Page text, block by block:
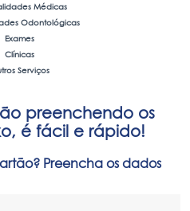
Médicas
Odontológicas
Exames
Clínicas
Serviços
preenchendo os
é fácil e rápido!
Preencha os dados